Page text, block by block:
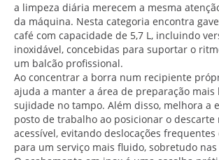
a limpeza diária merecem a mesma
da máquina. Nesta categoria encontra
café com capacidade de 5,7 L, incluindo
inoxidável, concebidas para suportar o
um balcão profissional.
Ao concentrar a borra num recipiente
ajuda a manter a área de preparação
sujidade no tampo. Além disso, melhora a
posto de trabalho ao posicionar o descarte
acessível, evitando deslocações
para um serviço mais fluido, sobretudo